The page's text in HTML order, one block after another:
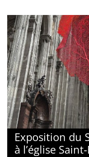
Exposition du
à l’église